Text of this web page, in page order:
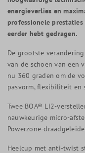
energieverlies en
professionele
eerder hebt gedragen.
De grootste
van de schoen van een
nu 360 graden om de
pasvorm, flexibiliteit en
Twee BOA® Li2-
nauwkeurige micro-
Powerzone-
Heelcup met anti-twist